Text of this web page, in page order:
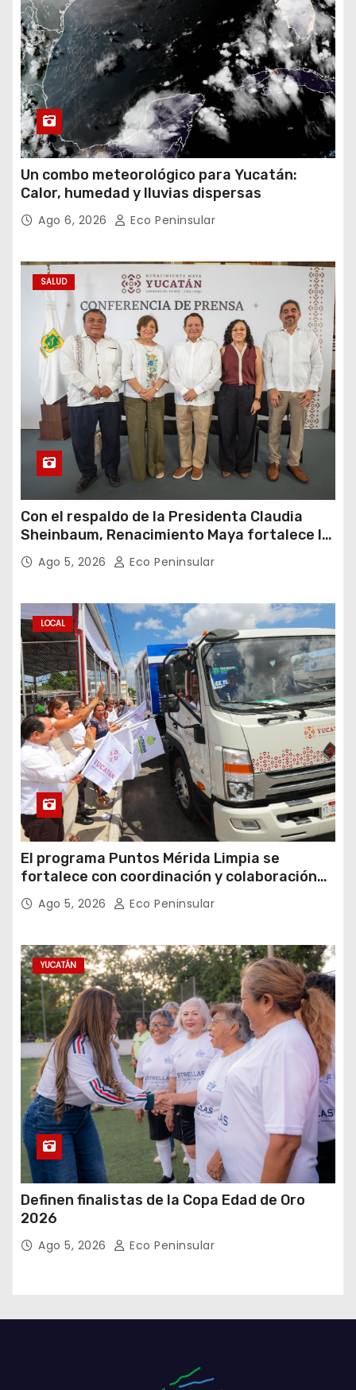
Un combo meteorológico para Yucatán:
Calor, humedad y lluvias dispersas
Ago 6, 2026 Eco Peninsular
SALUD
Con el respaldo de la Presidenta Claudia
Sheinbaum, Renacimiento Maya fortalece la
salud de las familias yucatecas
Ago 5, 2026 Eco Peninsular
LOCAL
El programa Puntos Mérida Limpia se
fortalece con coordinación y colaboración
institucional.
Ago 5, 2026 Eco Peninsular
YUCATÁN
Definen finalistas de la Copa Edad de Oro
2026
Ago 5, 2026 Eco Peninsular